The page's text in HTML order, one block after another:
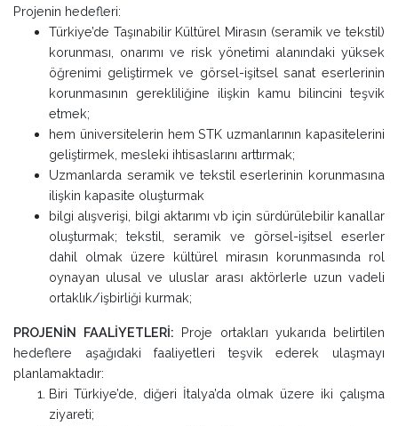
Projenin hedefleri:
Türkiye’de Taşınabilir Kültürel Mirasın (seramik ve tekstil)
korunması, onarımı ve risk yönetimi alanındaki yüksek
öğrenimi geliştirmek ve görsel-işitsel sanat eserlerinin
korunmasının gerekliliğine ilişkin kamu bilincini teşvik
etmek;
hem üniversitelerin hem STK uzmanlarının kapasitelerini
geliştirmek, mesleki ihtisaslarını arttırmak;
Uzmanlarda seramik ve tekstil eserlerinin korunmasına
ilişkin kapasite oluşturmak
bilgi alışverişi, bilgi aktarımı vb için sürdürülebilir kanallar
oluşturmak; tekstil, seramik ve görsel-işitsel eserler
dahil olmak üzere kültürel mirasın korunmasında rol
oynayan ulusal ve uluslar arası aktörlerle uzun vadeli
ortaklık/işbirliği kurmak;
PROJENİN FAALİYETLERİ: Proje ortakları yukarıda belirtilen
hedeflere aşağıdaki faaliyetleri teşvik ederek ulaşmayı
planlamaktadır:
Biri Türkiye’de, diğeri İtalya’da olmak üzere iki çalışma
ziyareti;